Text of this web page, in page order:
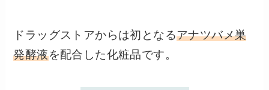
ドラッグストアからは初となるアナツバメ巣
発酵液を配合した化粧品です。